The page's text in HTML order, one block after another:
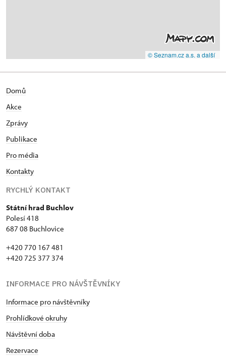
© Seznam.cz a.s. a další
Domů
Akce
Zprávy
Publikace
Pro média
Kontakty
RYCHLÝ KONTAKT
Státní hrad Buchlov
Polesí 418
687 08 Buchlovice
+420 770 167 481
+420 725 377 374
INFORMACE PRO NÁVŠTĚVNÍKY
Informace pro návštěvníky
Prohlídkové okruhy
Návštěvní doba
Rezervace